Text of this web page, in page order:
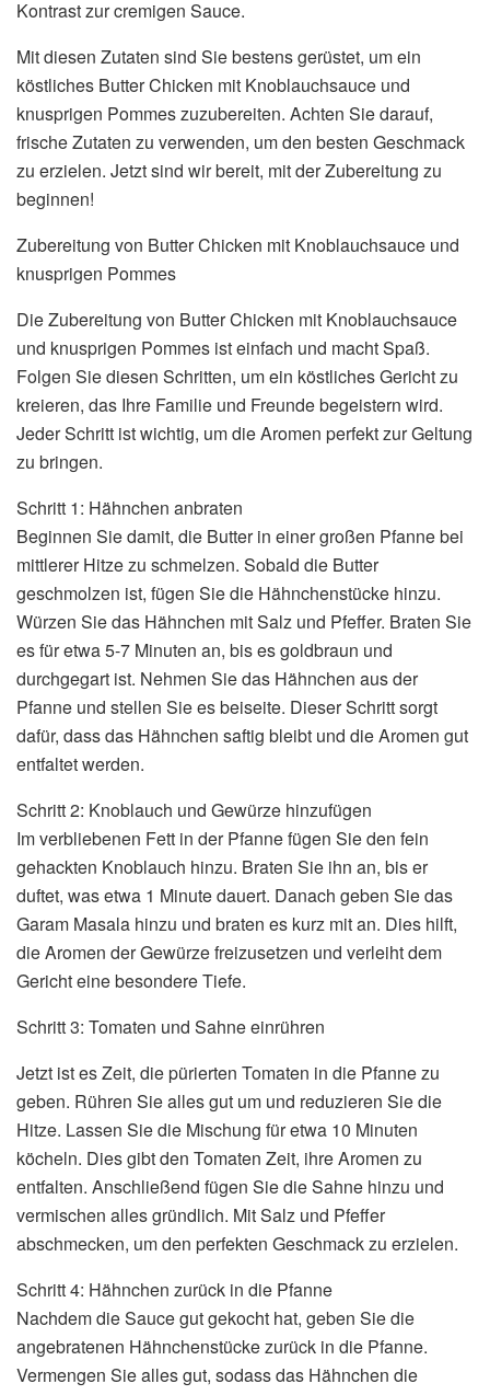
Kontrast zur cremigen Sauce.
Mit diesen Zutaten sind Sie bestens gerüstet, um ein
köstliches Butter Chicken mit Knoblauchsauce und
knusprigen Pommes zuzubereiten. Achten Sie darauf,
frische Zutaten zu verwenden, um den besten Geschmack
zu erzielen. Jetzt sind wir bereit, mit der Zubereitung zu
beginnen!
Zubereitung von Butter Chicken mit Knoblauchsauce und
knusprigen Pommes
Die Zubereitung von Butter Chicken mit Knoblauchsauce
und knusprigen Pommes ist einfach und macht Spaß.
Folgen Sie diesen Schritten, um ein köstliches Gericht zu
kreieren, das Ihre Familie und Freunde begeistern wird.
Jeder Schritt ist wichtig, um die Aromen perfekt zur Geltung
zu bringen.
Schritt 1: Hähnchen anbraten
Beginnen Sie damit, die Butter in einer großen Pfanne bei
mittlerer Hitze zu schmelzen. Sobald die Butter
geschmolzen ist, fügen Sie die Hähnchenstücke hinzu.
Würzen Sie das Hähnchen mit Salz und Pfeffer. Braten Sie
es für etwa 5-7 Minuten an, bis es goldbraun und
durchgegart ist. Nehmen Sie das Hähnchen aus der
Pfanne und stellen Sie es beiseite. Dieser Schritt sorgt
dafür, dass das Hähnchen saftig bleibt und die Aromen gut
entfaltet werden.
Schritt 2: Knoblauch und Gewürze hinzufügen
Im verbliebenen Fett in der Pfanne fügen Sie den fein
gehackten Knoblauch hinzu. Braten Sie ihn an, bis er
duftet, was etwa 1 Minute dauert. Danach geben Sie das
Garam Masala hinzu und braten es kurz mit an. Dies hilft,
die Aromen der Gewürze freizusetzen und verleiht dem
Gericht eine besondere Tiefe.
Schritt 3: Tomaten und Sahne einrühren
Jetzt ist es Zeit, die pürierten Tomaten in die Pfanne zu
geben. Rühren Sie alles gut um und reduzieren Sie die
Hitze. Lassen Sie die Mischung für etwa 10 Minuten
köcheln. Dies gibt den Tomaten Zeit, ihre Aromen zu
entfalten. Anschließend fügen Sie die Sahne hinzu und
vermischen alles gründlich. Mit Salz und Pfeffer
abschmecken, um den perfekten Geschmack zu erzielen.
Schritt 4: Hähnchen zurück in die Pfanne
Nachdem die Sauce gut gekocht hat, geben Sie die
angebratenen Hähnchenstücke zurück in die Pfanne.
Vermengen Sie alles gut, sodass das Hähnchen die